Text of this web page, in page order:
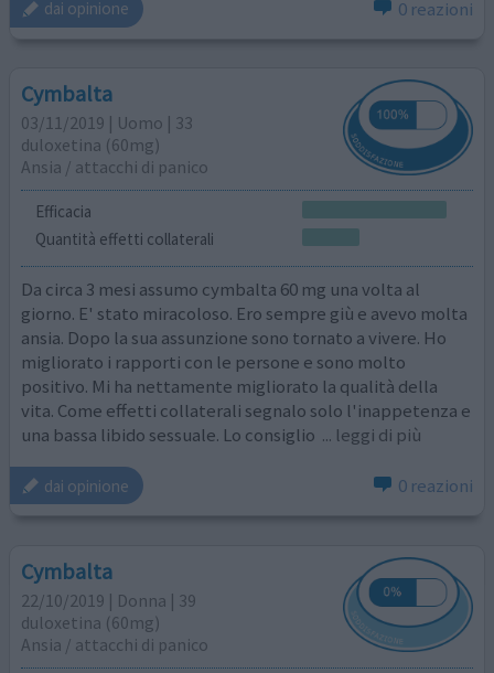
dai opinione 0 reazioni
Cymbalta
03/11/2019 | Uomo | 33
duloxetina (60mg)
Ansia / attacchi di panico
Efficacia
Quantità effetti collaterali
Da circa 3 mesi assumo cymbalta 60 mg una volta al
giorno. E' stato miracoloso. Ero sempre giù e avevo molta
ansia. Dopo la sua assunzione sono tornato a vivere. Ho
migliorato i rapporti con le persone e sono molto
positivo. Mi ha nettamente migliorato la qualità della
vita. Come effetti collaterali segnalo solo l'inappetenza e
una bassa libido sessuale. Lo consiglio ... leggi di più
dai opinione 0 reazioni
Cymbalta
22/10/2019 | Donna | 39
duloxetina (60mg)
Ansia / attacchi di panico